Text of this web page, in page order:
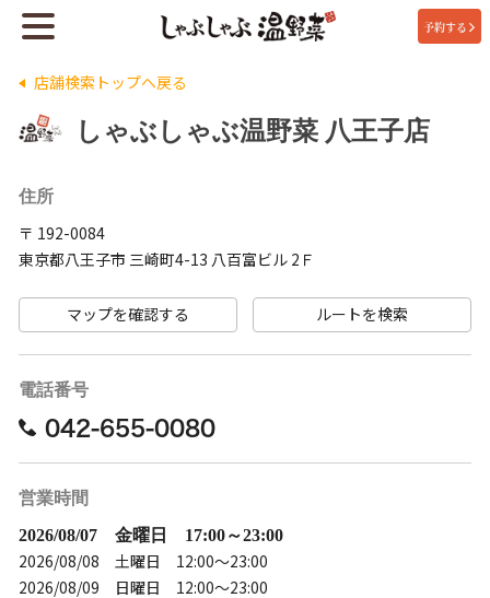
予約する
店舗検索トップへ戻る
しゃぶしゃぶ温野菜 八王子店
住所
〒 192-0084
東京都八王子市 三崎町4-13 八百富ビル 2Ｆ
マップを確認する ルートを検索
電話番号
042-655-0080
営業時間
2026/08/07 金曜日 17:00～23:00
2026/08/08 土曜日 12:00～23:00
2026/08/09 日曜日 12:00～23:00